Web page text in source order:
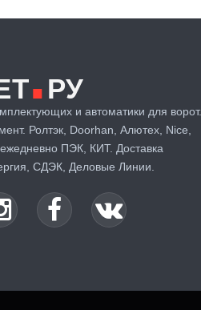
. РУ
и автоматики для ворот.
Ролтэк, Doorhan, Алютех, Nice,
ПЭК, КИТ. Доставка
СДЭК, Деловые Линии.